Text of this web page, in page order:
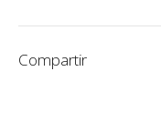
Compartir